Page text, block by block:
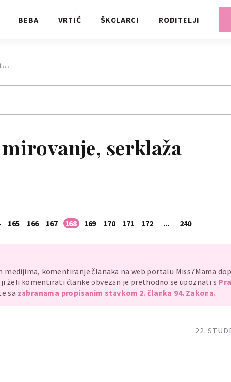
BEBA VRTIĆ ŠKOLARCI RODITELJI
serklaža
165 166 167 168 169 170 171 172 ... 240
medijima, komentiranje članaka na web portalu Miss7Mama
želi komentirati članke obvezan je prethodno se upoznati s
sa zabranama propisanim stavkom 2. članka 94. Zakona.
22.